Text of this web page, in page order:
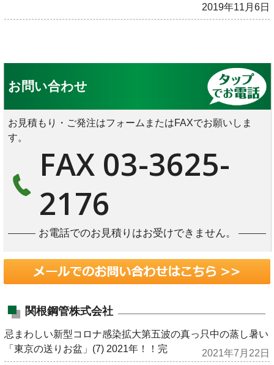
2019年11月6日
お問い合わせ
お見積もり・ご発注はフォームまたはFAXでお願いしま
す。
FAX 03-3625-
2176
お電話でのお見積りはお受けできません。
関根鋼管株式会社
忌まわしい新型コロナ感染拡大第五波の真っ只中の蒸し暑い
「東京の送りお盆」(7) 2021年！！完
2021年7月22日